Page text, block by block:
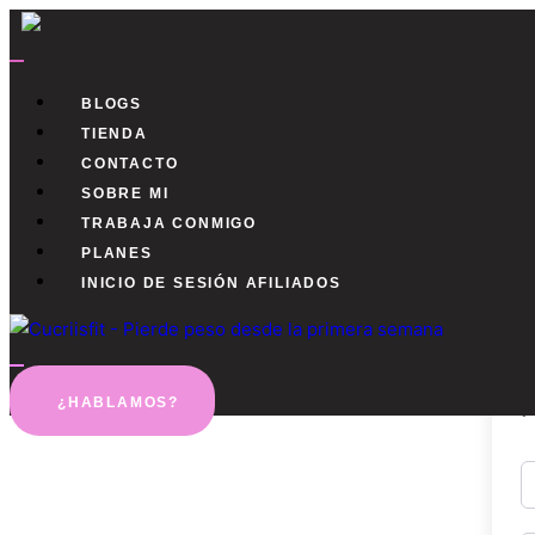
BLOGS
TIENDA
CONTACTO
SOBRE MI
TRABAJA CONMIGO
PLANES
INICIO DE SESIÓN AFILIADOS
¿HABLAMOS?